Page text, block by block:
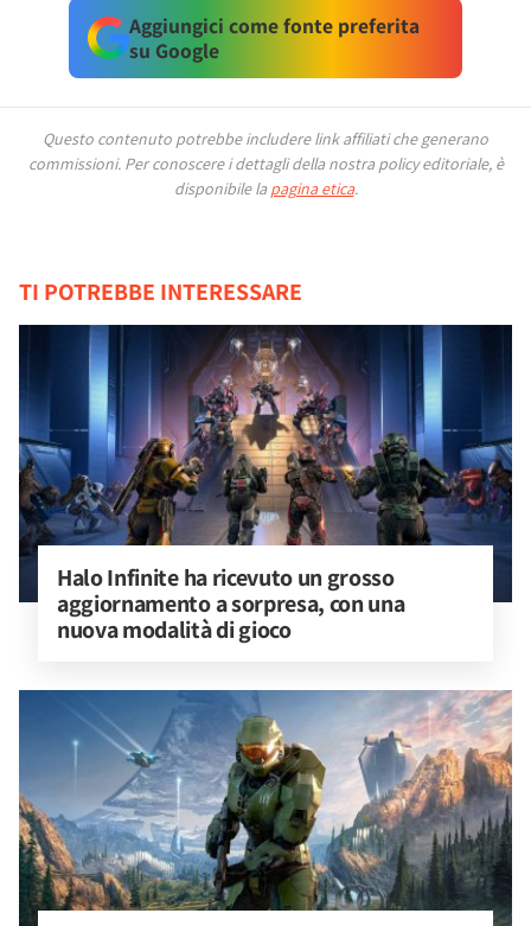
Aggiungici come fonte preferita
su Google
Questo contenuto potrebbe includere link affiliati che generano
commissioni. Per conoscere i dettagli della nostra policy editoriale, è
disponibile la pagina etica.
TI POTREBBE INTERESSARE
Halo Infinite ha ricevuto un grosso
aggiornamento a sorpresa, con una
nuova modalità di gioco